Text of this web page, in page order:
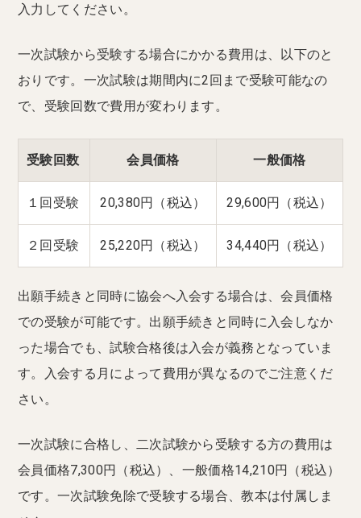
入力してください。
一次試験から受験する場合にかかる費用は、以下のと
おりです。一次試験は期間内に2回まで受験可能なの
で、受験回数で費用が変わります。
受験回数 会員価格 一般価格
１回受験 20,380円（税込） 29,600円（税込）
２回受験 25,220円（税込） 34,440円（税込）
出願手続きと同時に協会へ入会する場合は、会員価格
での受験が可能です。出願手続きと同時に入会しなか
った場合でも、試験合格後は入会が義務となっていま
す。入会する月によって費用が異なるのでご注意くだ
さい。
一次試験に合格し、二次試験から受験する方の費用は
会員価格7,300円（税込）、一般価格14,210円（税込）
です。一次試験免除で受験する場合、教本は付属しま